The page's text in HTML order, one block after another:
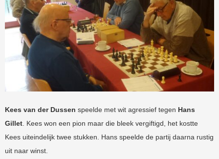
Kees van der Dussen speelde met wit agressief tegen Hans
Gillet . Kees won een pion maar die bleek vergiftigd, het kostte
Kees uiteindelijk twee stukken. Hans speelde de partij daarna rustig
uit naar winst.